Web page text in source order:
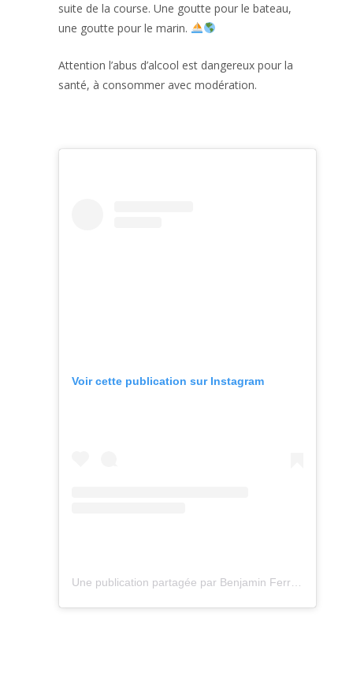
suite de la course. Une goutte pour le bateau,
une goutte pour le marin.
Attention l’abus d’alcool est dangereux pour la
santé, à consommer avec modération.
Voir cette publication sur Instagram